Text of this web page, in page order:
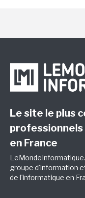
Le site le plus
professionnels
en France
groupe d'information
de l'informatique en